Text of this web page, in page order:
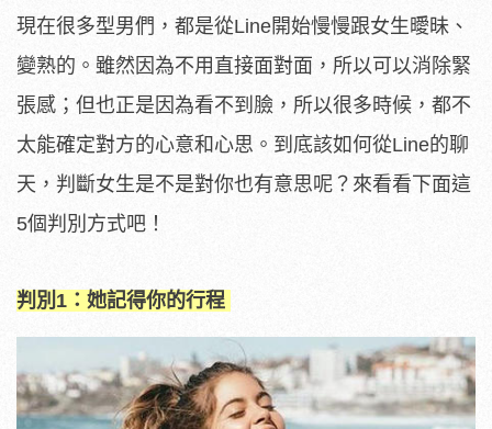
現在很多型男們，都是從Line開始慢慢跟女生曖昧、
變熟的。雖然因為不用直接面對面，所以可以消除緊
張感；但也正是因為看不到臉，所以很多時候，都不
太能確定對方的心意和心思。到底該如何從Line的聊
天，判斷女生是不是對你也有意思呢？來看看下面這
5個判別方式吧！
判別1：她記得你的行程